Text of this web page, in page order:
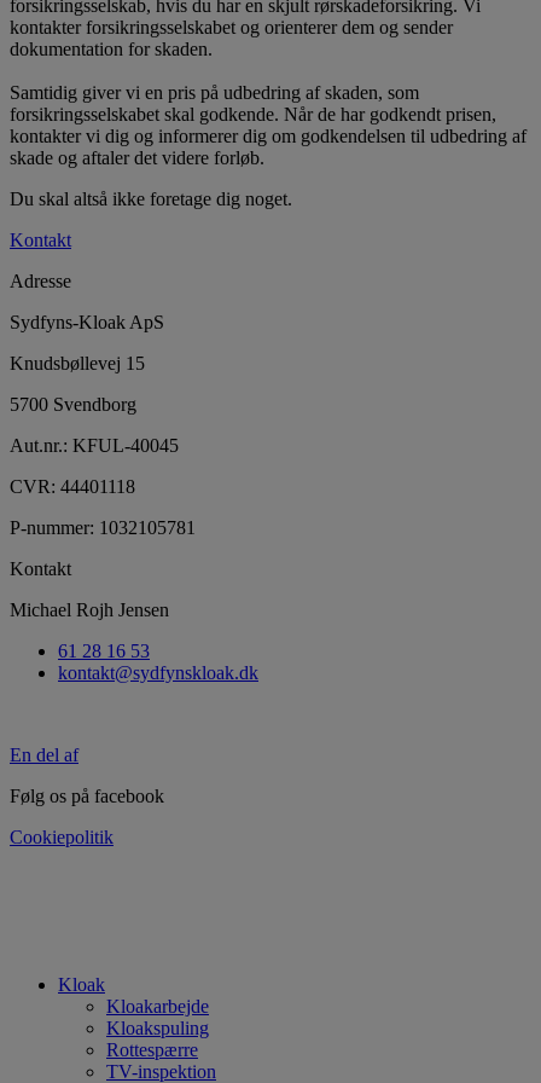
forsikringsselskab, hvis du har en skjult rørskadeforsikring. Vi
kontakter forsikringsselskabet og orienterer dem og sender
dokumentation for skaden.
Samtidig giver vi en pris på udbedring af skaden, som
forsikringsselskabet skal godkende. Når de har godkendt prisen,
kontakter vi dig og informerer dig om godkendelsen til udbedring af
skade og aftaler det videre forløb.
​Du skal altså ikke foretage dig noget.​​
Kontakt
Adresse
Sydfyns-Kloak ApS
Knudsbøllevej 15
5700 Svendborg
Aut.nr.: KFUL-40045
CVR: 44401118
P-nummer: 1032105781
Kontakt
Michael Rojh Jensen
61 28 16 53
kontakt@sydfynskloak.dk
En del af
Følg os på facebook
Cookiepolitik
Kloak
Kloakarbejde
Kloakspuling
Rottespærre
TV-inspektion